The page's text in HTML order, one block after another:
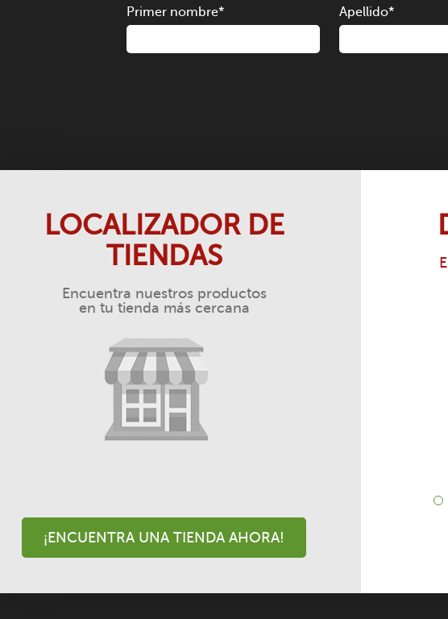
Primer nombre* Apellido*
LOCALIZADOR DE
TIENDAS
Encuentra nuestros productos
en tu tienda más cercana
¡ENCUENTRA UNA TIENDA AHORA!